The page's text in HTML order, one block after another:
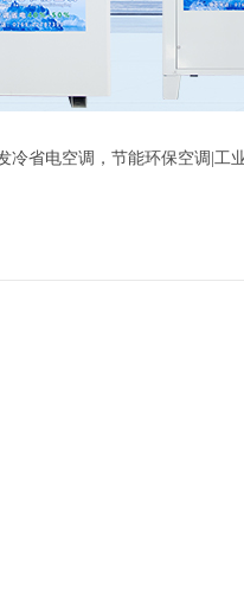
冷省电空调，节能环保空调|工